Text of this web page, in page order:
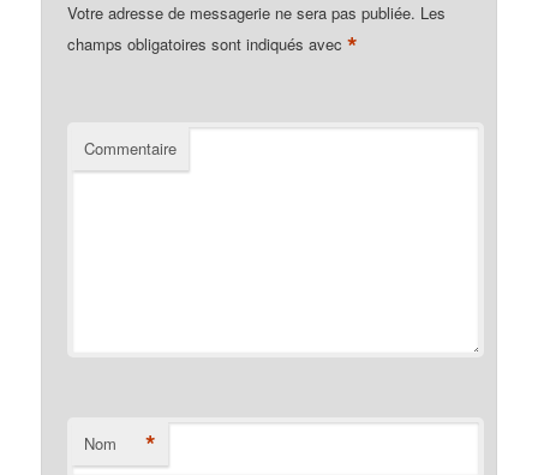
Votre adresse de messagerie ne sera pas publiée. Les
champs obligatoires sont indiqués avec*
Commentaire
Nom *